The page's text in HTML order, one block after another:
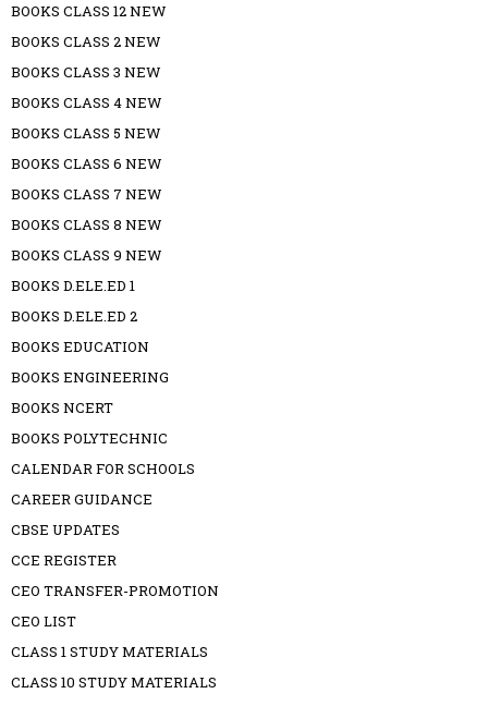
BOOKS CLASS 12 NEW
BOOKS CLASS 2 NEW
BOOKS CLASS 3 NEW
BOOKS CLASS 4 NEW
BOOKS CLASS 5 NEW
BOOKS CLASS 6 NEW
BOOKS CLASS 7 NEW
BOOKS CLASS 8 NEW
BOOKS CLASS 9 NEW
BOOKS D.ELE.ED 1
BOOKS D.ELE.ED 2
BOOKS EDUCATION
BOOKS ENGINEERING
BOOKS NCERT
BOOKS POLYTECHNIC
CALENDAR FOR SCHOOLS
CAREER GUIDANCE
CBSE UPDATES
CCE REGISTER
CEO TRANSFER-PROMOTION
CEO LIST
CLASS 1 STUDY MATERIALS
CLASS 10 STUDY MATERIALS